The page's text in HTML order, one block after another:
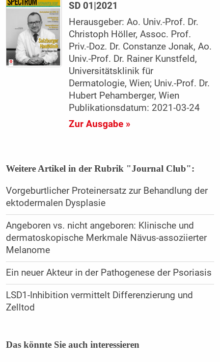
SD 01|2021
Herausgeber: Ao. Univ.-Prof. Dr.
Christoph Höller, Assoc. Prof.
Priv.-Doz. Dr. Constanze Jonak, Ao.
Univ.-Prof. Dr. Rainer Kunstfeld,
Universitätsklinik für
Dermatologie, Wien; Univ.-Prof. Dr.
Hubert Pehamberger, Wien
Publikationsdatum: 2021-03-24
Zur Ausgabe »
Weitere Artikel in der Rubrik "Journal Club":
Vorgeburtlicher Proteinersatz zur Behandlung der
ektodermalen Dysplasie
Angeboren vs. nicht angeboren: Klinische und
dermatoskopische Merkmale Nävus-assoziierter
Melanome
Ein neuer Akteur in der Pathogenese der Psoriasis
LSD1-Inhibition vermittelt Differenzierung und
Zelltod
Das könnte Sie auch interessieren